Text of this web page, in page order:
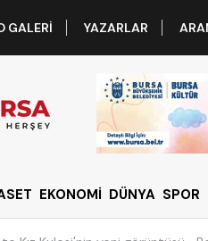
GALERI YAZARLAR
EKONOMİ DÜNYA SPOR